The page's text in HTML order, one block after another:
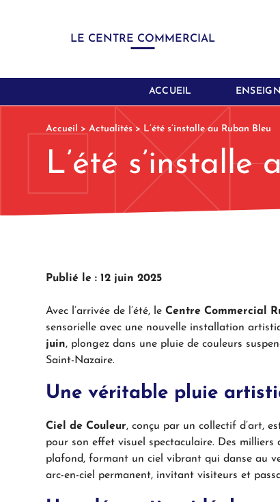
LE CENTRE COMMERCIAL
ACCUEIL
Accueil >Actualités> L’été s’installe au Ruban Bleu
L’été s’installe
Publié le : 12 juin 2025
Avec l’arrivée de l’été, leCentre Commercial
sensorielle avec une nouvelle installation
juin, plongez dans une pluie de couleurs
Saint-Nazaire.
Une véritable pluie
Ciel de Couleur, conçu par un collectif d’art,
pour son effet visuel spectaculaire. Des
plafond, formant un ciel vibrant qui danse au
arc-en-ciel permanent, invitant visiteurs et